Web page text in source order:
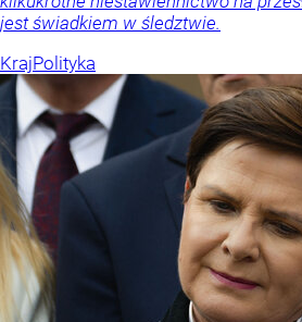
jest świadkiem w śledztwie.
KrajPolityka